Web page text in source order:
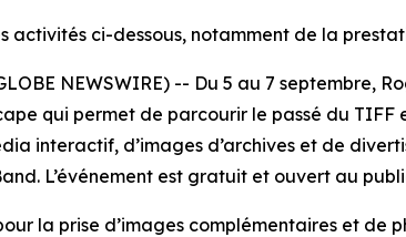
activités ci-dessous, notamment de la
NEWSWIRE) -- Du 5 au 7 septembre,
qui permet de parcourir le passé du TIFF
interactif, d’images d’archives et de
L’événement est gratuit et ouvert au
la prise d’images complémentaires et